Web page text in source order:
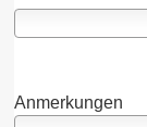
Anmerkungen